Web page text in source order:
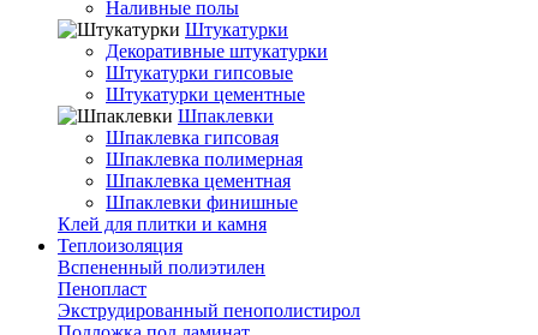
Наливные полы
Штукатурки
Декоративные штукатурки
Штукатурки гипсовые
Штукатурки цементные
Шпаклевки
Шпаклевка гипсовая
Шпаклевка полимерная
Шпаклевка цементная
Шпаклевки финишные
Клей для плитки и камня
Теплоизоляция
Вспененный полиэтилен
Пенопласт
Экструдированный пенополистирол